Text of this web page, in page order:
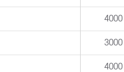
4000
3000
4000